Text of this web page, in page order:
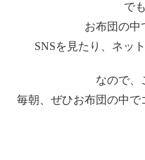
で
お布団の中
SNSを見たり、ネッ
なので、
毎朝、ぜひお布団の中